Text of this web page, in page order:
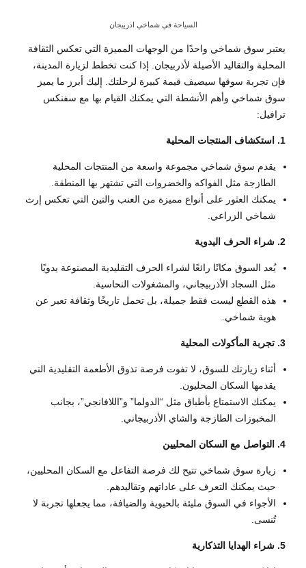
السياحة في شماخي اذربيجان
يعتبر سوق شماخي واحدًا من الوجهات المميزة التي تعكس الثقافة
المحلية والتقاليد الأصيلة لأذربيجان. إذا كنت تخطط لزيارة المدينة،
فإن تجربة سوقها سيضيف قيمة كبيرة لرحلتك. إليك أبرز ما يميز
سوق شماخي وأهم الأنشطة التي يمكنك القيام بها مع سفنكس
ترافيل:
1. استكشاف المنتجات المحلية
يقدم سوق شماخي مجموعة واسعة من المنتجات المحلية
الطازجة مثل الفواكه والخضروات التي تشتهر بها المنطقة.
يمكنك العثور على أنواع مميزة من العنب والتين التي تعكس إرث
شماخي الزراعي.
2. شراء الحرف اليدوية
يُعد السوق مكانًا رائعًا لشراء الحرف التقليدية المصنوعة يدويًا
مثل السجاد الأذربيجاني، والمشغولات النحاسية.
هذه القطع ليست فقط جميلة، بل تحمل تاريخًا وثقافة تعبر عن
هوية شماخي.
3. تجربة المأكولات المحلية
أثناء زيارتك للسوق، لا تفوت فرصة تذوق الأطعمة التقليدية التي
يقدمها السكان المحليون.
يمكنك الاستمتاع بأطباق مثل “الدولما” و”اللافانجي”، بجانب
المخبوزات الطازجة والشاي الأذربيجاني.
4. التواصل مع السكان المحليين
زيارة سوق شماخي تتيح لك فرصة التفاعل مع السكان المحليين،
حيث يمكنك التعرف على عاداتهم وتقاليدهم.
الأجواء في السوق مليئة بالحيوية والضيافة، مما يجعلها تجربة لا
تُنسى.
5. شراء الهدايا التذكارية